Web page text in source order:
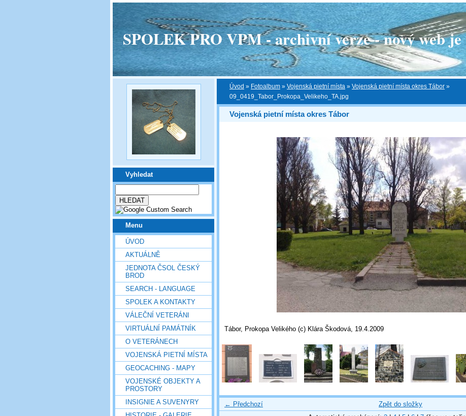
SPOLEK PRO VPM - archivní verze - nový web je
Vyhledat
Menu
ÚVOD
AKTUÁLNĚ
JEDNOTA ČSOL ČESKÝ
BROD
SEARCH - LANGUAGE
SPOLEK A KONTAKTY
VÁLEČNÍ VETERÁNI
VIRTUÁLNÍ PAMÁTNÍK
O VETERÁNECH
VOJENSKÁ PIETNÍ MÍSTA
GEOCACHING - MAPY
VOJENSKÉ OBJEKTY A
PROSTORY
INSIGNIE A SUVENYRY
Úvod » Fotoalbum » Vojenská pietní místa » Vojenská pietní místa okres Tábor »
09_0419_Tabor_Prokopa_Velikeho_TA.jpg
Vojenská pietní místa okres Tábor
Tábor, Prokopa Velikého (c) Klára Škodová, 19.4.2009
← Předchozí
Zpět do složky